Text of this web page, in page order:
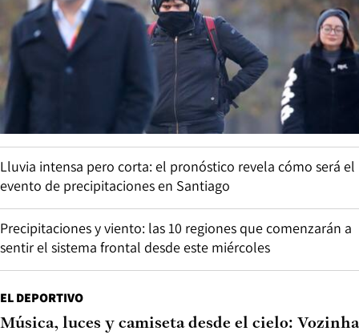
Lluvia intensa pero corta: el pronóstico revela cómo será el
evento de precipitaciones en Santiago
Precipitaciones y viento: las 10 regiones que comenzarán a
sentir el sistema frontal desde este miércoles
EL DEPORTIVO
Música, luces y camiseta desde el cielo: Vozinha